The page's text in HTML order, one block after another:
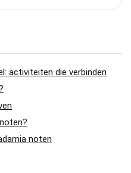
activiteiten die verbinden
noten